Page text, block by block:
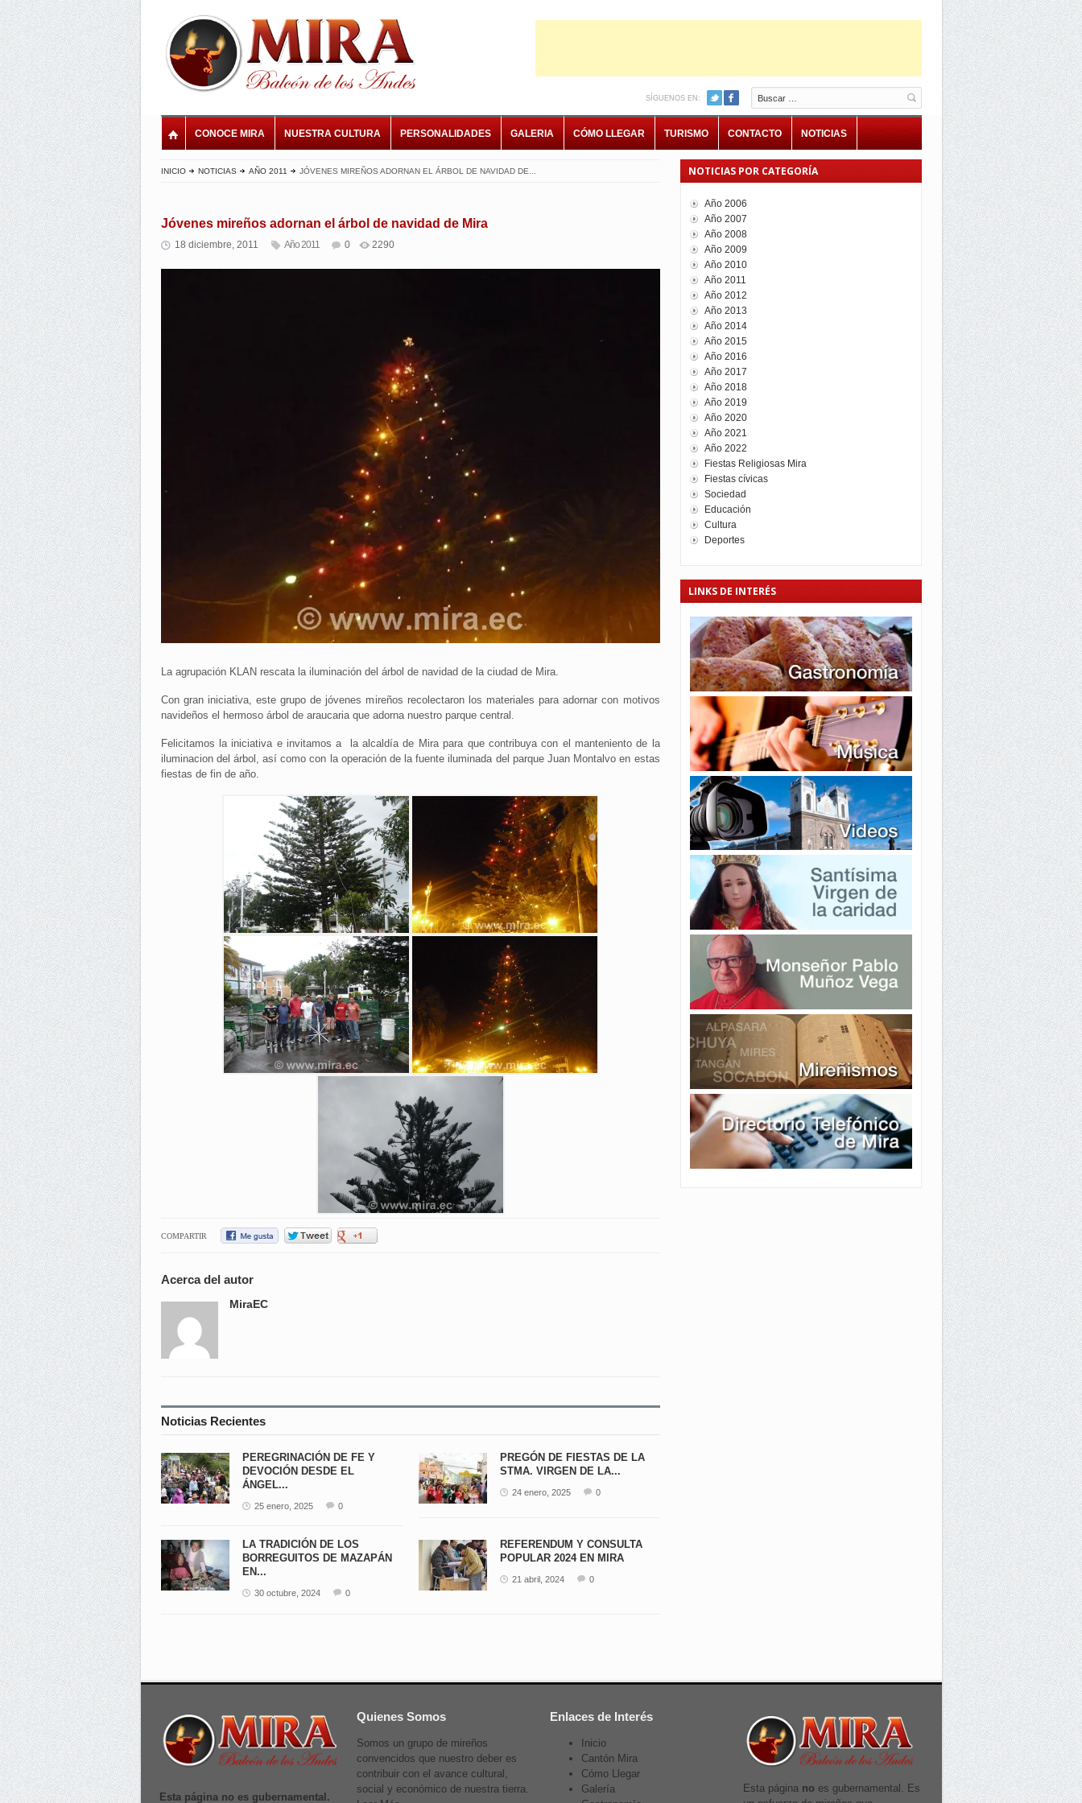
Buscar
SÍGUENOS EN:
CONOCE MIRA NUESTRA CULTURA PERSONALIDADES GALERIA CÓMO LLEGAR TURISMO CONTACTO NOTICIAS
INICIO NOTICIAS AÑO 2011 JÓVENES MIREÑOS ADORNAN EL ÁRBOL DE NAVIDAD DE...
Jóvenes mireños adornan el árbol de navidad de Mira
18 diciembre, 2011 Año 2011 0 2290
La agrupación KLAN rescata la iluminación del árbol de navidad de la ciudad de Mira.
Con gran iniciativa, este grupo de jóvenes mireños recolectaron los materiales para adornar con motivos
navideños el hermoso árbol de araucaria que adorna nuestro parque central.
Felicitamos la iniciativa e invitamos a la alcaldía de Mira para que contribuya con el manteniento de la
iluminacion del árbol, así como con la operación de la fuente iluminada del parque Juan Montalvo en estas
fiestas de fin de año.
COMPARTIR
Acerca del autor
MiraEC
Noticias Recientes
PEREGRINACIÓN DE FE Y
DEVOCIÓN DESDE EL
ÁNGEL...
25 enero, 2025 0
PREGÓN DE FIESTAS DE LA
STMA. VIRGEN DE LA...
24 enero, 2025 0
LA TRADICIÓN DE LOS
BORREGUITOS DE MAZAPÁN
EN...
30 octubre, 2024 0
REFERENDUM Y CONSULTA
POPULAR 2024 EN MIRA
21 abril, 2024 0
NOTICIAS POR CATEGORÍA
Año 2006
Año 2007
Año 2008
Año 2009
Año 2010
Año 2011
Año 2012
Año 2013
Año 2014
Año 2015
Año 2016
Año 2017
Año 2018
Año 2019
Año 2020
Año 2021
Año 2022
Fiestas Religiosas Mira
Fiestas cívicas
Sociedad
Educación
Cultura
Deportes
LINKS DE INTERÉS
Esta página no es gubernamental.
Quienes Somos
Somos un grupo de mireños
convencidos que nuestro deber es
contribuir con el avance cultural,
social y económico de nuestra tierra.
Enlaces de Interés
Inicio
Cantón Mira
Cómo Llegar
Galería
Esta página no es gubernamental. Es